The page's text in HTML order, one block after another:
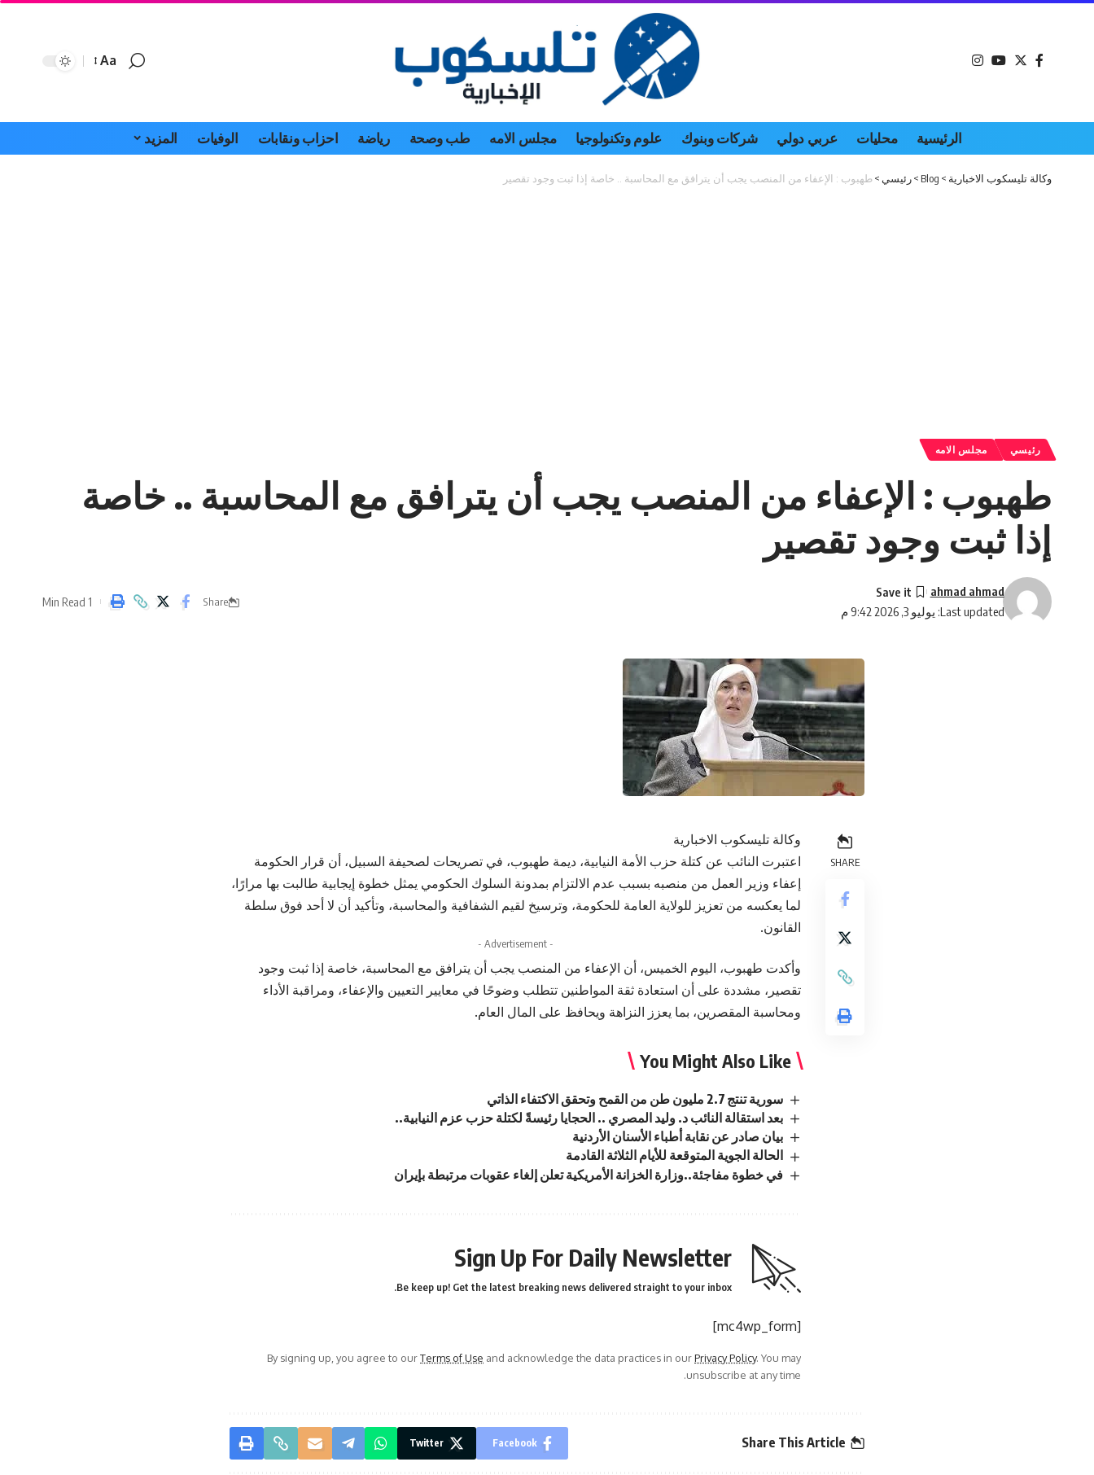
Font
Aa
الرئيسية محليات عربي دولي شركات وبنوك علوم وتكنولوجيا مجلس الامه طب وصحة رياضة احزاب ونقابات الوفيات المزيد
وكالة تليسكوب الاخبارية >
Blog
>رئيسي >طهبوب : الإعفاء من المنصب يجب أن يترافق مع المحاسبة .. خاصة إذا ثبت وجود تقصير
رئيسي مجلس الامه
طهبوب : الإعفاء من المنصب يجب أن يترافق مع المحاسبة .. خاصة
إذا ثبت وجود تقصير
Last updated: يوليو 3, 2026 9:42 م
ahmad ahmad
Share
1 Min Read
SHARE
وكالة تليسكوب الاخبارية
اعتبرت النائب عن كتلة حزب الأمة النيابية، ديمة طهبوب، في تصريحات لصحيفة السبيل، أن قرار الحكومة
إعفاء وزير العمل من منصبه بسبب عدم الالتزام بمدونة السلوك الحكومي يمثل خطوة إيجابية طالبت بها مرارًا،
لما يعكسه من تعزيز للولاية العامة للحكومة، وترسيخ لقيم الشفافية والمحاسبة، وتأكيد أن لا أحد فوق سلطة
القانون.
- Advertisement -
وأكدت طهبوب، اليوم الخميس، أن الإعفاء من المنصب يجب أن يترافق مع المحاسبة، خاصة إذا ثبت وجود
تقصير، مشددة على أن استعادة ثقة المواطنين تتطلب وضوحًا في معايير التعيين والإعفاء، ومراقبة الأداء
ومحاسبة المقصرين، بما يعزز النزاهة ويحافظ على المال العام.
You Might Also Like
سورية تنتج 2.7 مليون طن من القمح وتحقق الاكتفاء الذاتي
بعد استقالة النائب د. وليد المصري .. الحجايا رئيسةً لكتلة حزب عزم النيابية..
بيان صادر عن نقابة أطباء الأسنان الأردنية
الحالة الجوية المتوقعة للأيام الثلاثة القادمة
في خطوة مفاجئة..وزارة الخزانة الأمريكية تعلن إلغاء عقوبات مرتبطة بإيران
Sign Up For Daily Newsletter
Be keep up! Get the latest breaking news delivered straight to your inbox.
[mc4wp_form]
By signing up, you agree to ourTerms of Use and acknowledge the data practices in ourPrivacy Policy. You may
unsubscribe at any time.
Share This Article
Facebook
Twitter